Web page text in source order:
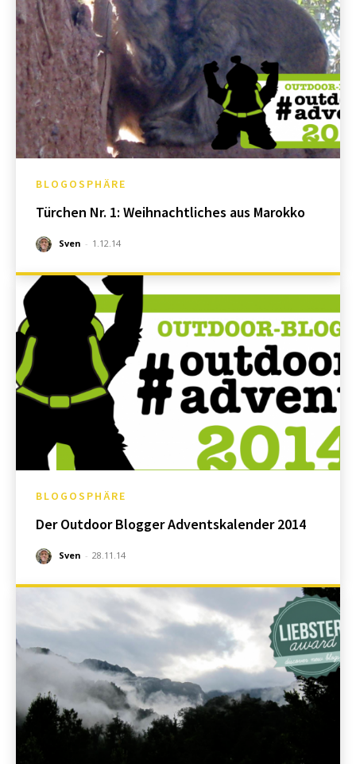
BLOGOSPHÄRE
Türchen Nr. 1: Weihnachtliches aus Marokko
Sven - 1.12.14
BLOGOSPHÄRE
Der Outdoor Blogger Adventskalender 2014
Sven - 28.11.14